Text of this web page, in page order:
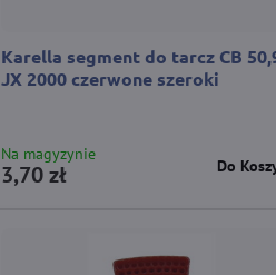
Karella segment do tarcz CB
JX 2000 czerwone szeroki
Na magyzynie
3,70 zł Do